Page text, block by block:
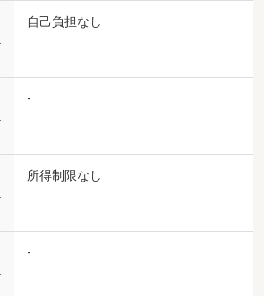
自己負担なし
-
所得制限なし
-